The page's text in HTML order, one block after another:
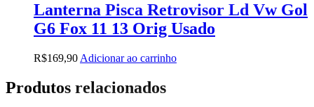
Lanterna Pisca Retrovisor Ld Vw Gol
G6 Fox 11 13 Orig Usado
R$169,90 Adicionar ao carrinho
Produtos relacionados